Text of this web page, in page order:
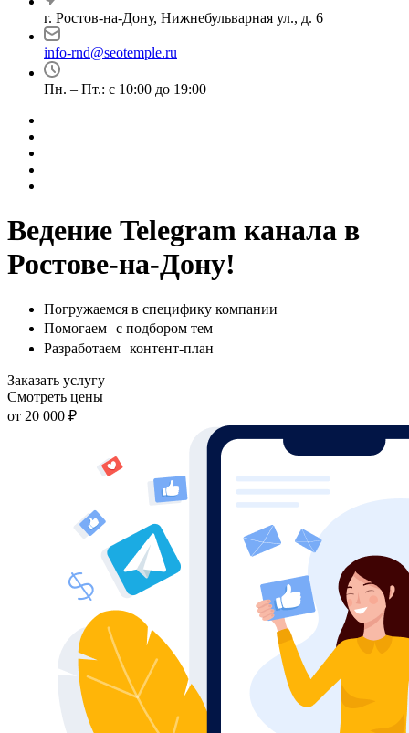
г. Ростов-на-Дону, Нижнебульварная ул., д. 6
info-rnd@seotemple.ru
Пн. – Пт.: с 10:00 до 19:00
Ведение Telegram канала в
Ростове-на-Дону!
Погружаемся в специфику компании
Помогаем с подбором тем
Разработаем контент-план
Заказать услугу
Смотреть цены
от 20 000 ₽